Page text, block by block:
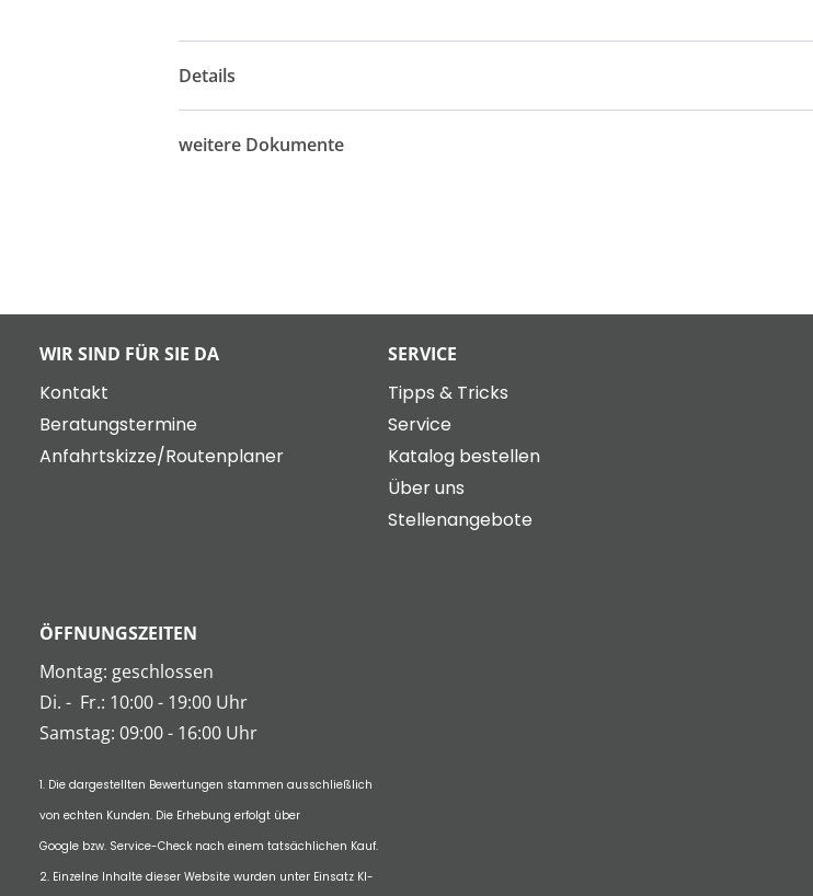
Details
weitere Dokumente
WIR SIND FÜR SIE DA
Kontakt
Beratungstermine
Anfahrtskizze/Routenplaner
SERVICE
Tipps & Tricks
Service
Katalog bestellen
Über uns
Stellenangebote
ÖFFNUNGSZEITEN
Montag: geschlossen
Di. - Fr.: 10:00 - 19:00 Uhr
Samstag: 09:00 - 16:00 Uhr
1. Die dargestellten Bewertungen stammen ausschließlich
von echten Kunden. Die Erhebung erfolgt über
Google bzw. Service-Check nach einem tatsächlichen Kauf.
2. Einzelne Inhalte dieser Website wurden unter Einsatz KI-